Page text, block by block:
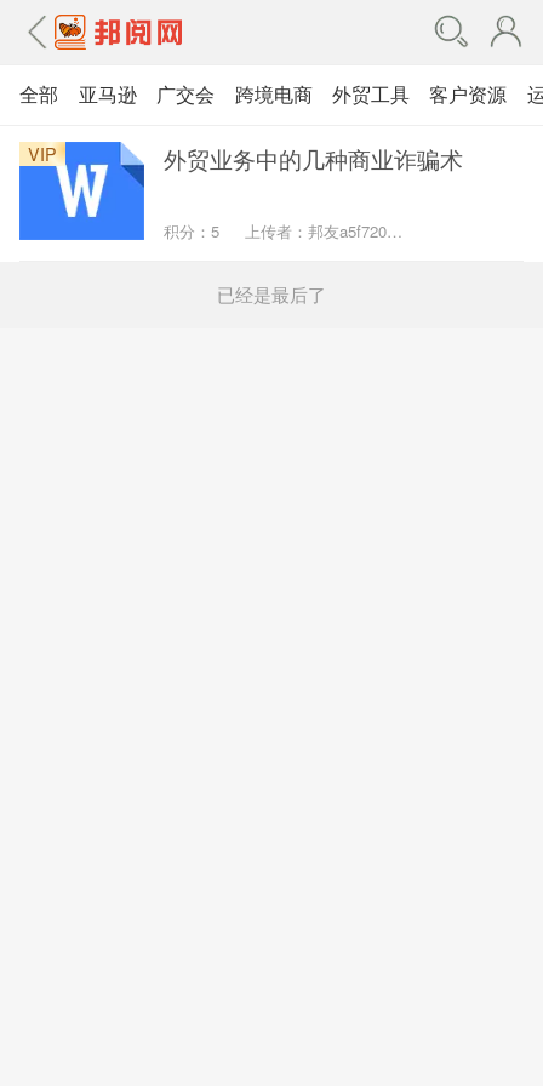
全部 亚马逊 广交会 跨境电商 外贸工具 客户资源
VIP 外贸业务中的几种商业诈骗术
积分：5 上传者： 邦友a5f72096323a40ad
已经是最后了